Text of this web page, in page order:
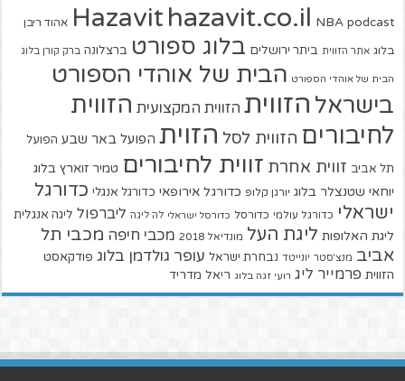
Hazavit hazavit.co.il NBA podcast אהוד ריבן
בלוג אתר הזווית ביתר ירושלים בלוג ספורט ברצלונה ברק קורן בלוג
הבית של אוהדי הספורט הבית של אוהדי הספורט
בישראל הזווית הזווית המקצועית הזווית
לחיבורים הזווית לסל הזוית הפועל באר שבע הפועל
תל אביב זווית אחרת זווית לחיבורים טמיר זוארץ בלוג
יוחאי שטנצלר בלוג יורגן קלופ כדורגל אירופאי כדורגל אנגלי כדורגל
ישראלי כדורגל עולמי כדורסל כדורסל ישראלי לה ליגה ליברפול ליגה אנגלית
ליגת האלופות ליגת העל מונדיאל 2018 מכבי חיפה מכבי תל
אביב מנצ'סטר יונייטד נבחרת ישראל עופר גולדמן בלוג פודקאסט
הזווית פרמייר ליג רועי זגה בלוג ריאל מדריד